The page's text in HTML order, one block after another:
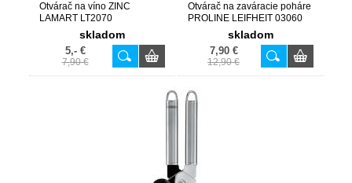
Otvárač na víno ZINC
LAMART LT2070
skladom
5,- €
7,90 €
Otvárač na zaváracie poháre
PROLINE LEIFHEIT 03060
skladom
7,90 €
12,90 €